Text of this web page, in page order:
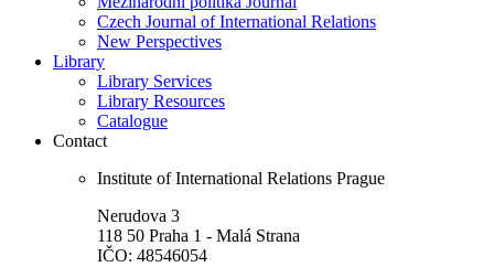
Czech Journal of International Relations
New Perspectives
Library
Library Services
Library Resources
Catalogue
Contact
Institute of International Relations Prague
Nerudova 3
118 50 Praha 1 - Malá Strana
IČO: 48546054